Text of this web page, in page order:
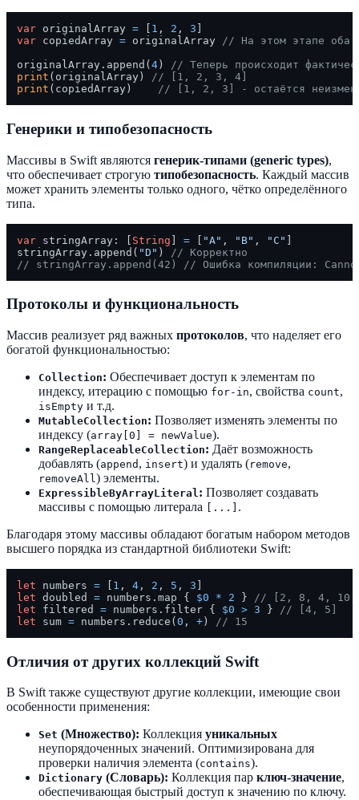
var originalArray = 1 , 2 , 3
var copiedArray = originalArray // На этом этапе оба
originalArray.append( 4 ) // Теперь происходит
print (originalArray) // [1, 2, 3, 4]
print (copiedArray) // [1, 2, 3] - остаётся
Генерики и типобезопасность
Массивы в Swift являются генерик-типами (generic types),
что обеспечивает строгую типобезопасность. Каждый массив
может хранить элементы только одного, чётко определённого
типа.
var stringArray: [ String ] = [ "A" , "B" , "C" ]
stringArray.append( "D" )
// Корректно
// stringArray.append(42) // Ошибка компиляции:
Протоколы и функциональность
Массив реализует ряд важных протоколов, что наделяет его
богатой функциональностью:
Collection: Обеспечивает доступ к элементам по
индексу, итерацию с помощью for-in, свойства count,
isEmpty и т.д.
MutableCollection: Позволяет изменять элементы по
индексу (array[0] = newValue).
RangeReplaceableCollection: Даёт возможность
добавлять (append , insert) и удалять (remove,
removeAll) элементы.
ExpressibleByArrayLiteral: Позволяет создавать
массивы с помощью литерала
[...] .
Благодаря этому массивы обладают богатым набором методов
высшего порядка из стандартной библиотеки Swift:
let numbers = 1 , 4 , 2 , 5 , 3
let doubled = numbers.map { $0 * 2 } // [2, 8, 4, 10,
let filtered = numbers.filter { $0 > 3 } // [4, 5]
let sum = numbers.reduce( 0 , + ) // 15
Отличия от других коллекций Swift
В Swift также существуют другие коллекции, имеющие свои
особенности применения:
Set (Множество): Коллекция уникальных
неупорядоченных значений. Оптимизирована для
проверки наличия элемента (contains).
Dictionary (Словарь): Коллекция пар ключ-значение,
обеспечивающая быстрый доступ к значению по ключу.